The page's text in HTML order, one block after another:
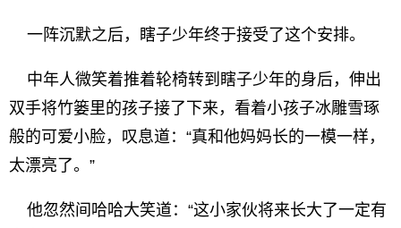
一阵沉默之后，瞎子少年终于接受了这个安排。
中年人微笑着推着轮椅转到瞎子少年的身后，伸出
双手将竹篓里的孩子接了下来，看着小孩子冰雕雪琢
般的可爱小脸，叹息道：“真和他妈妈长的一模一样，
太漂亮了。”
他忽然间哈哈大笑道：“这小家伙将来长大了一定有